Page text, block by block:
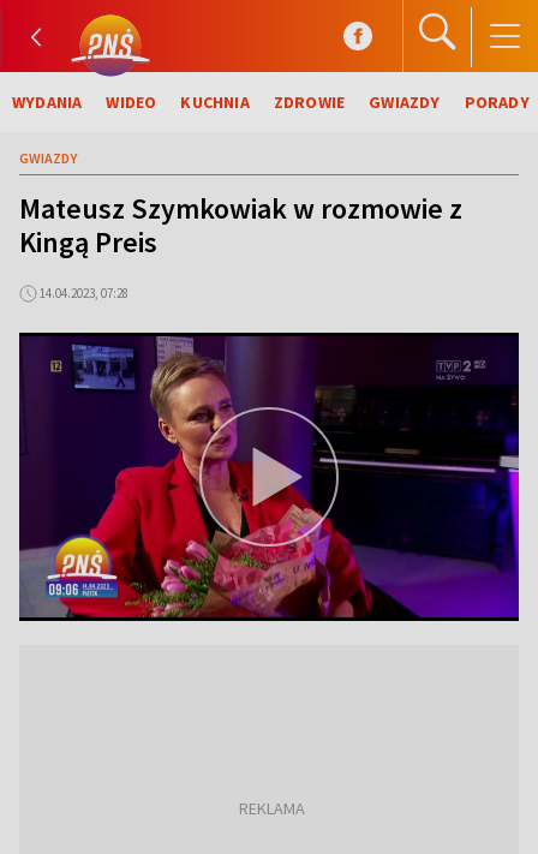
WYDANIA WIDEO KUCHNIA ZDROWIE GWIAZDY PORADY
GWIAZDY
Mateusz Szymkowiak w rozmowie z
Kingą Preis
14.04.2023, 07:28